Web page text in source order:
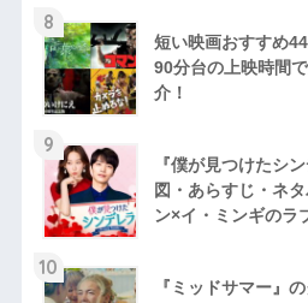
8
短い映画おすすめ
90分台の上映時間
介！
9
『僕が見つけたシ
図・あらすじ・ネ
ン×イ・ミンギのラ
10
『ミッドサマー』